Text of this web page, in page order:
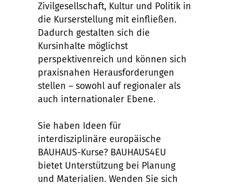
Zivilgesellschaft, Kultur und Politik in
die Kurserstellung mit einfließen.
Dadurch gestalten sich die
Kursinhalte möglichst
perspektivenreich und können sich
praxisnahen Herausforderungen
stellen – sowohl auf regionaler als
auch internationaler Ebene.
Sie haben Ideen für
interdisziplinäre europäische
BAUHAUS-Kurse? BAUHAUS4EU
bietet Unterstützung bei Planung
und Materialien. Wenden Sie sich